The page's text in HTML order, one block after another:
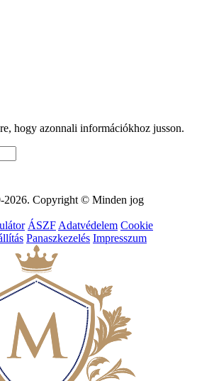
hogy azonnali információkhoz jusson.
Copyright © Minden jog
ÁSZF Adatvédelem Cookie
Panaszkezelés Impresszum